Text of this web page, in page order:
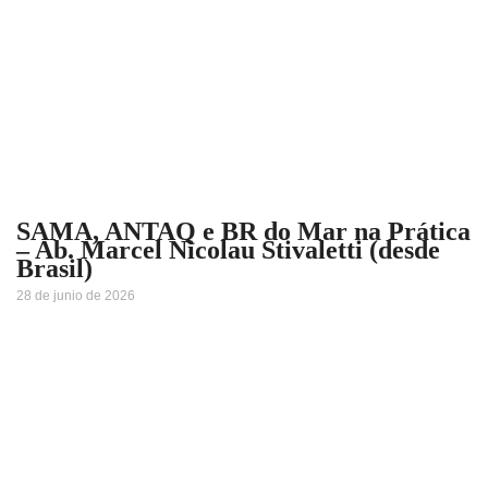
SAMA, ANTAQ e BR do Mar na Prática
– Ab. Marcel Nicolau Stivaletti (desde
Brasil)
28 de junio de 2026